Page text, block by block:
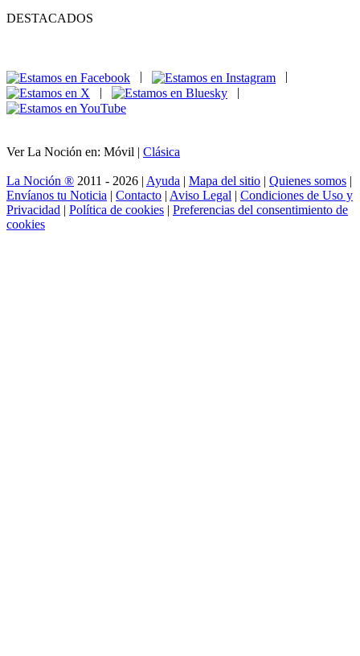
DESTACADOS
|
|
Ver La Noción en: Móvil | Clásica
La Noción ® 2011 - 2026 | Ayuda | Mapa del sitio | Quienes somos |
Envíanos tu Noticia | Contacto | Aviso Legal | Condiciones de Uso y
Privacidad | Política de cookies | Preferencias del consentimiento de
cookies